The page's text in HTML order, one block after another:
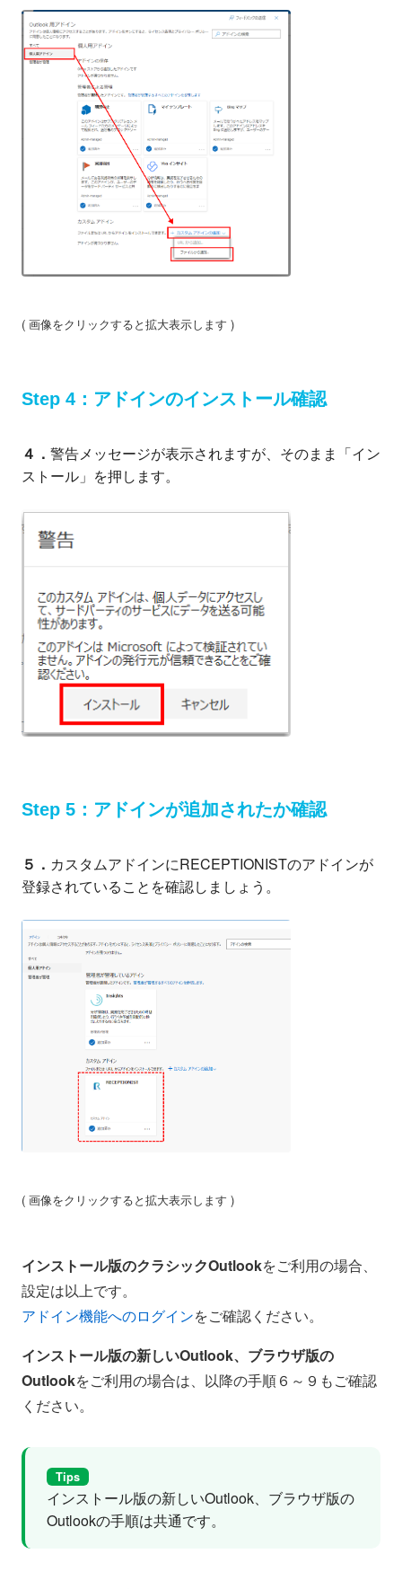
( 画像をクリックすると拡大表示します )
Step 4：アドインのインストール確認
４． 警告メッセージが表示されますが、そのまま「イン
ストール」を押します。
Step 5：アドインが追加されたか確認
５． カスタムアドインにRECEPTIONISTのアドインが
登録されていることを確認しましょう。
( 画像をクリックすると拡大表示します )
インストール版のクラシックOutlookをご利用の場合、
設定は以上です。
アドイン機能へのログインをご確認ください。
インストール版の新しいOutlook、ブラウザ版の
Outlookをご利用の場合は、以降の手順６～９もご確認
ください。
Tips
インストール版の新しいOutlook、ブラウザ版の
Outlookの手順は共通です。